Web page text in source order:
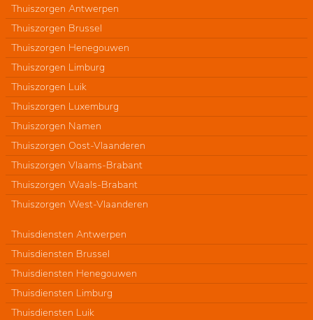
Thuiszorgen Antwerpen
Thuiszorgen Brussel
Thuiszorgen Henegouwen
Thuiszorgen Limburg
Thuiszorgen Luik
Thuiszorgen Luxemburg
Thuiszorgen Namen
Thuiszorgen Oost-Vlaanderen
Thuiszorgen Vlaams-Brabant
Thuiszorgen Waals-Brabant
Thuiszorgen West-Vlaanderen
Thuisdiensten Antwerpen
Thuisdiensten Brussel
Thuisdiensten Henegouwen
Thuisdiensten Limburg
Thuisdiensten Luik